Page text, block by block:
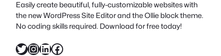
Easily create beautiful, fully-customizable websites with
the new WordPress Site Editor and the Ollie block theme.
No coding skills required. Download for free today!
Twitter InstagramLinkedIn Facebook